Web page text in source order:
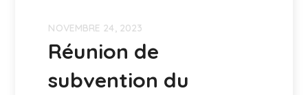
NOVEMBRE 24, 2023
Réunion de
subvention du